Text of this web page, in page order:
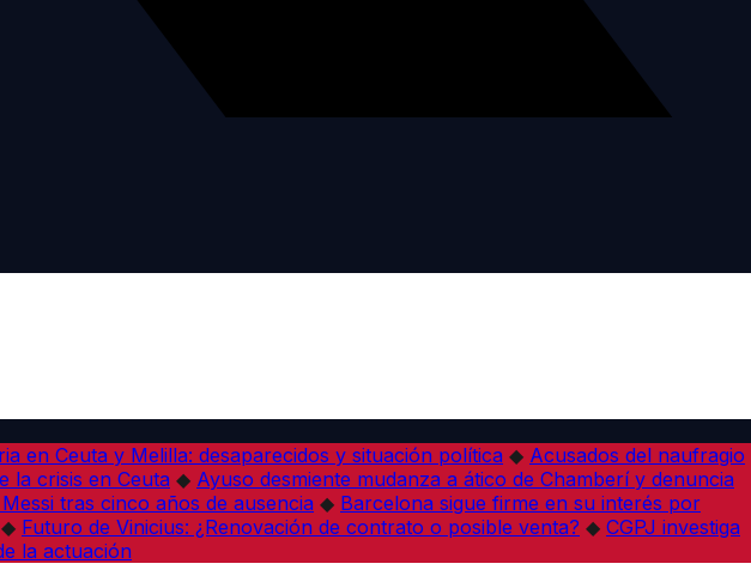
en Ceuta y Melilla: desaparecidos y situación política ◆ Acusados del naufragio
la crisis en Ceuta ◆ Ayuso desmiente mudanza a ático de Chamberí y denuncia
tras cinco años de ausencia ◆ Barcelona sigue firme en su interés por
◆ Futuro de Vinicius: ¿Renovación de contrato o posible venta? ◆ CGPJ investiga
la actuación